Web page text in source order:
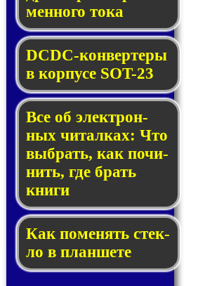
мен­но­го то­ка
DCDC-кон­вер­те­ры
в кор­пу­се SOT-23
Все об элек­трон­
ных чи­тал­ках: Что
выб­рать, как по­чи­
нить, где брать
кни­ги
Как по­ме­нять стек­
ло в планшете